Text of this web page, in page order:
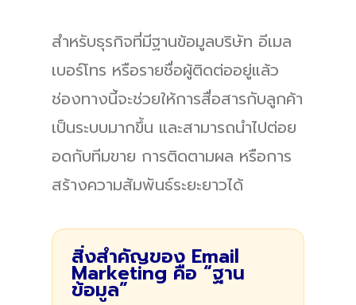
สำหรับธุรกิจที่มีฐานข้อมูลบริษัท อีเมล
เบอร์โทร หรือรายชื่อผู้ติดต่ออยู่แล้ว
ช่องทางนี้จะช่วยให้การสื่อสารกับลูกค้า
เป็นระบบมากขึ้น และสามารถนำไปต่อย
อดกับทีมขาย การติดตามผล หรือการ
สร้างความสัมพันธ์ระยะยาวได้
สิ่งสำคัญของ Email
Marketing คือ “ฐาน
ข้อมูล”